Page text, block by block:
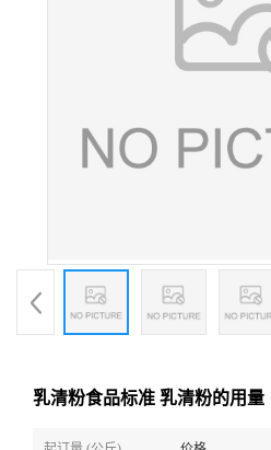
乳清粉食品标准 乳清粉的用量